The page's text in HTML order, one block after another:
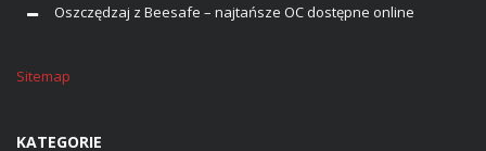
Oszczędzaj z Beesafe – najtańsze OC dostępne online
Sitemap
KATEGORIE